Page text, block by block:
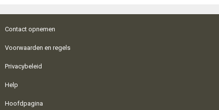
Contact opnemen
Voorwaarden en regels
Privacybeleid
Help
Hoofdpagina